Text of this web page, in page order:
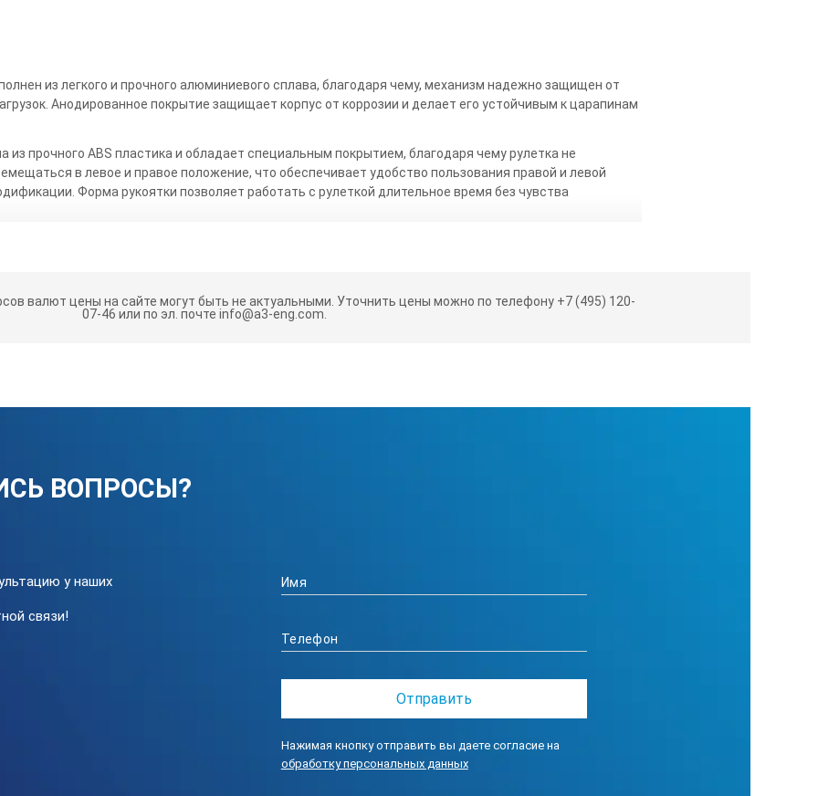
из легкого и прочного алюминиевого сплава, благодаря чему, механизм надежно защищен от
Анодированное покрытие защищает корпус от коррозии и делает его устойчивым к царапинам
прочного ABS пластика и обладает специальным покрытием, благодаря чему рулетка не
в левое и правое положение, что обеспечивает удобство пользования правой и левой
Форма рукоятки позволяет работать с рулеткой длительное время без чувства
рулетки BMI ERGOLINE 50 M производится из высокоуглеродистого материала высокой
50 M осуществляется к специальному устройству, расположенному в передней части прибора. За
в рулетке BMI ERGOLINE 50 M, защищает от преждевременного износа место крепления
BMI ERGOLINE 50 M
Стальная лента с полиамидным покрытием
валют цены на сайте могут быть не актуальными. Уточнить цены можно по телефону +7 (495) 120-
07-46 или по эл. почте info@a3-eng.com.
ВОПРОСЫ?
у наших
связи!
Нажимая кнопку отправить вы даете согласие на
обработку персональных данных